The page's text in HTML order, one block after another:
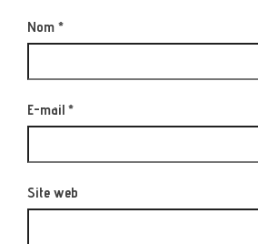
Nom *
E-mail *
Site web